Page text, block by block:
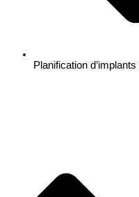
Planification